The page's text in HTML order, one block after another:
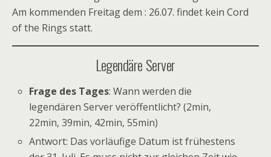
Am kommenden Freitag dem : 26.07. findet kein Cord
of the Rings statt.
Legendäre Server
Frage des Tages: Wann werden die
legendären Server veröffentlicht? (2min,
22min, 39min, 42min, 55min)
Antwort: Das vorläufige Datum ist frühestens